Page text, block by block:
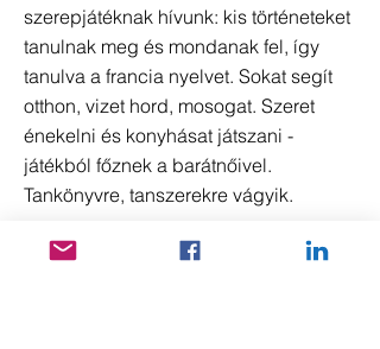
szerepjátéknak hívunk: kis történeteket
tanulnak meg és mondanak fel, így
tanulva a francia nyelvet. Sokat segít
otthon, vizet hord, mosogat. Szeret
énekelni és konyhásat játszani -
játékból főznek a barátnőivel.
Tankönyvre, tanszerekre vágyik.